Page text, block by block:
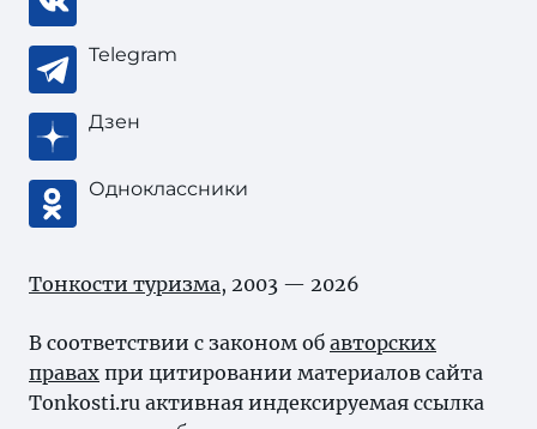
Telegram
Дзен
Одноклассники
Тонкости туризма, 2003 — 2026
В соответствии с законом об авторских
правах при цитировании материалов сайта
Tonkosti.ru активная индексируемая ссылка